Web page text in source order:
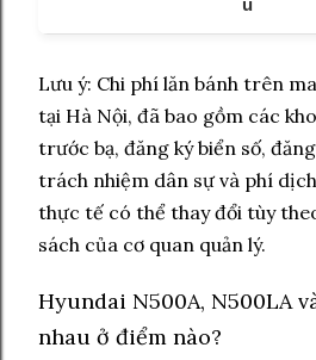
Lưu ý: Chi phí lăn bánh trên
tại Hà Nội, đã bao gồm các
trước bạ, đăng ký biển số,
trách nhiệm dân sự và phí
thực tế có thể thay đổi tùy
sách của cơ quan quản lý.
Hyundai N500A, N500LA
nhau ở điểm nào?